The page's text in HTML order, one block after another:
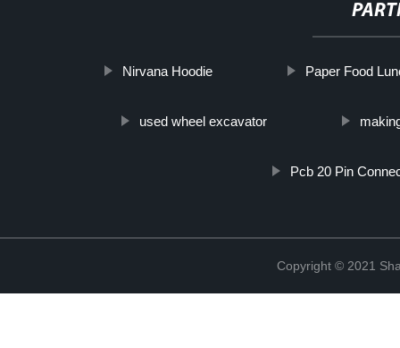
Nirvana Hoodie Paper Food
used wheel excavator
Pcb 20 Pin
Copyright © 2021